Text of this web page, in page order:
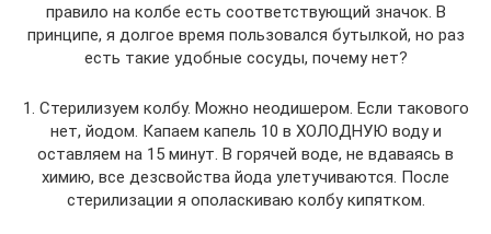
правило на колбе есть соответствующий значок. В
принципе, я долгое время пользовался бутылкой, но раз
есть такие удобные сосуды, почему нет?
1. Стерилизуем колбу. Можно неодишером. Если такового
нет, йодом. Капаем капель 10 в ХОЛОДНУЮ воду и
оставляем на 15 минут. В горячей воде, не вдаваясь в
химию, все дезсвойства йода улетучиваются. После
стерилизации я ополаскиваю колбу кипятком.